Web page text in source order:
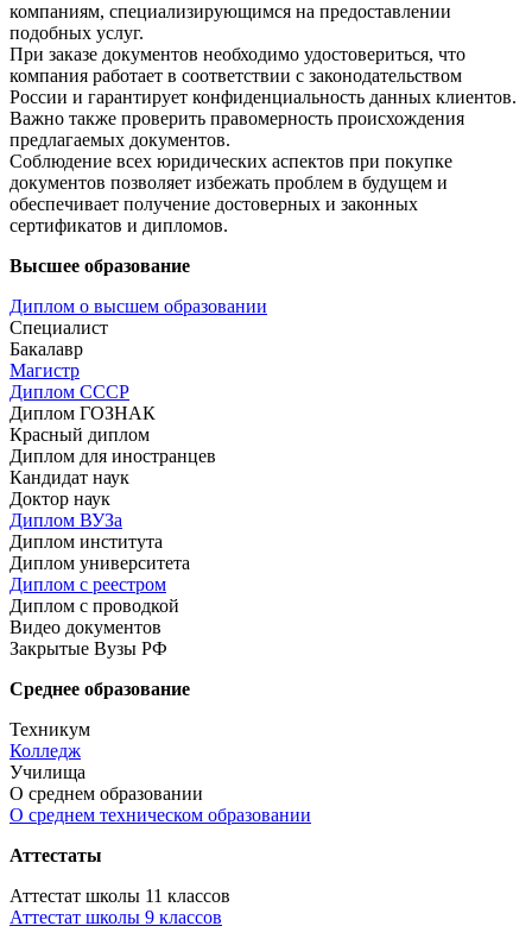
компаниям, специализирующимся на предоставлении
подобных услуг.​
При заказе документов необходимо удостовериться, что
компания работает в соответствии с законодательством
России и гарантирует конфиденциальность данных клиентов.​
Важно также проверить правомерность происхождения
предлагаемых документов.​
Соблюдение всех юридических аспектов при покупке
документов позволяет избежать проблем в будущем и
обеспечивает получение достоверных и законных
сертификатов и дипломов.​
Высшее образование
Диплом о высшем образовании
Специалист
Бакалавр
Магистр
Диплом СССР
Диплом ГОЗНАК
Красный диплом
Диплом для иностранцев
Кандидат наук
Доктор наук
Диплом ВУЗа
Диплом института
Диплом университета
Диплом с реестром
Диплом с проводкой
Видео документов
Закрытые Вузы РФ
Среднее образование
Техникум
Колледж
Училища
О среднем образовании
О среднем техническом образовании
Аттестаты
Аттестат школы 11 классов
Аттестат школы 9 классов